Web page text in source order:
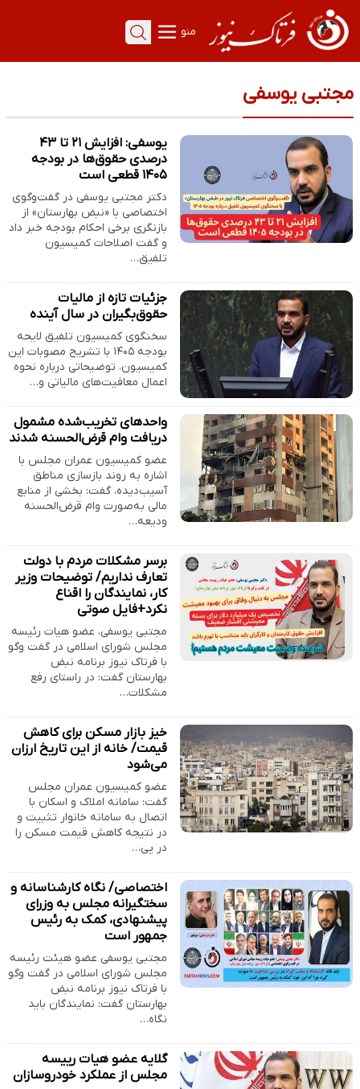
منو
مجتبی یوسفی
یوسفی: افزایش ۲۱ تا ۴۳
درصدی حقوق‌ها در بودجه
۱۴۰۵ قطعی است
دکتر مجتبی یوسفی در گفت‌وگوی
اختصاصی با «نبض بهارستان» از
بازنگری برخی احکام بودجه خبر داد
و گفت اصلاحات کمیسیون
تلفیق…
جزئیات تازه از مالیات
حقوق‌بگیران در سال آینده
سخنگوی کمیسیون تلفیق لایحه
بودجه ۱۴۰۵ با تشریح مصوبات این
کمیسیون، توضیحاتی درباره نحوه
اعمال معافیت‌های مالیاتی و…
واحدهای تخریب‌شده مشمول
دریافت وام قرض‌الحسنه شدند
عضو کمیسیون عمران مجلس با
اشاره به روند بازسازی مناطق
آسیب‌دیده، گفت: بخشی از منابع
مالی به‌صورت وام قرض‌الحسنه
ودیعه…
برسر مشکلات مردم با دولت
تعارف نداریم/ توضیحات وزیر
کار، نمایندگان را اقناع
نکرد+فایل صوتی
مجتبی یوسفی، عضو هیات رئیسه
مجلس شورای اسلامی در گفت وگو
با فرتاک نیوز برنامه نبض
بهارستان گفت: در راستای رفع
مشکلات…
خیز بازار مسکن برای کاهش
قیمت/ خانه از این تاریخ ارزان
می‌شود
عضو کمیسیون عمران مجلس
گفت: سامانه املاک و اسکان با
اتصال به سامانه خانوار تثبیت و
در نتیجه کاهش قیمت مسکن را
در پی…
اختصاصی/ نگاه کارشناسانه و
سختگیرانه مجلس به وزرای
پیشنهادی، کمک به رئیس
جمهور است
مجتبی یوسفی عضو هیئت رئیسه
مجلس شورای اسلامی در گفت وگو
با فرتاک نیوز برنامه نبض
بهارستان گفت: نمایندگان باید
نگاه…
گلایه عضو هیات رییسه
مجلس از عملکرد خودروسازان